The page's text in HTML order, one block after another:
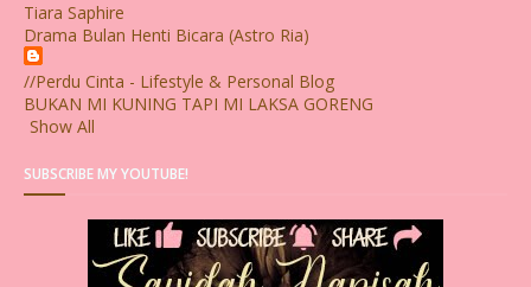
Tiara Saphire
Drama Bulan Henti Bicara (Astro Ria)
//Perdu Cinta - Lifestyle & Personal Blog
BUKAN MI KUNING TAPI MI LAKSA GORENG
Show All
SUBSCRIBE MY YOUTUBE!